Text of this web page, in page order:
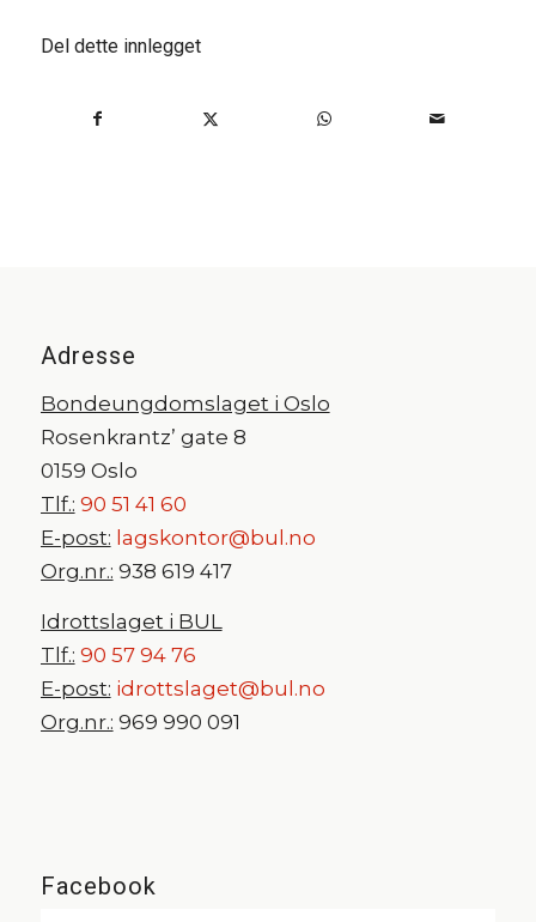
Del dette innlegget
Adresse
Bondeungdomslaget i Oslo
Rosenkrantz’ gate 8
0159 Oslo
Tlf.: 90 51 41 60
E-post: lagskontor@bul.no
Org.nr.: 938 619 417
Idrottslaget i BUL
Tlf.: 90 57 94 76
E-post: idrottslaget@bul.no
Org.nr.: 969 990 091
Facebook